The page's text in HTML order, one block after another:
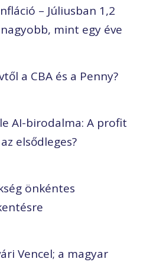
– Júliusban 1,2
mint egy éve
a CBA és a Penny?
AI-birodalma: A profit
elsődleges?
önkéntes
Vencel; a magyar